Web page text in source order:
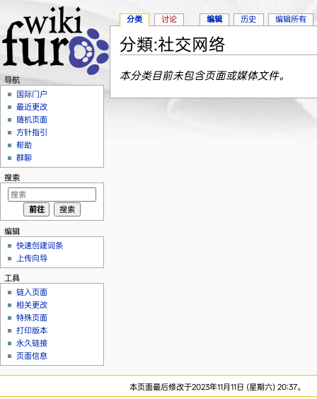
分類:社交网络
本分类目前未包含页面或媒体文件。
分类 讨论 编辑 历史 编辑所有
导航
国际门户
最近更改
随机页面
方针指引
帮助
群聊
搜索
编辑
快速创建词条
上传向导
工具
链入页面
相关更改
特殊页面
打印版本
永久链接
页面信息
本页面最后修改于2023年11月11日 (星期六) 20:37。